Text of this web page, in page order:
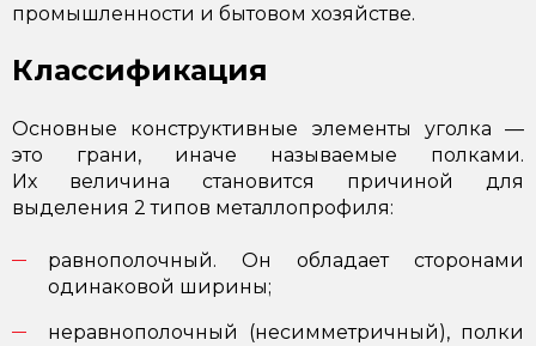
промышленности и бытовом хозяйстве.
Классификация
Основные конструктивные элементы уголка —
это грани, иначе называемые полками.
Их величина становится причиной для
выделения 2 типов металлопрофиля:
равнополочный. Он обладает сторонами
одинаковой ширины;
неравнополочный (несимметричный), полки